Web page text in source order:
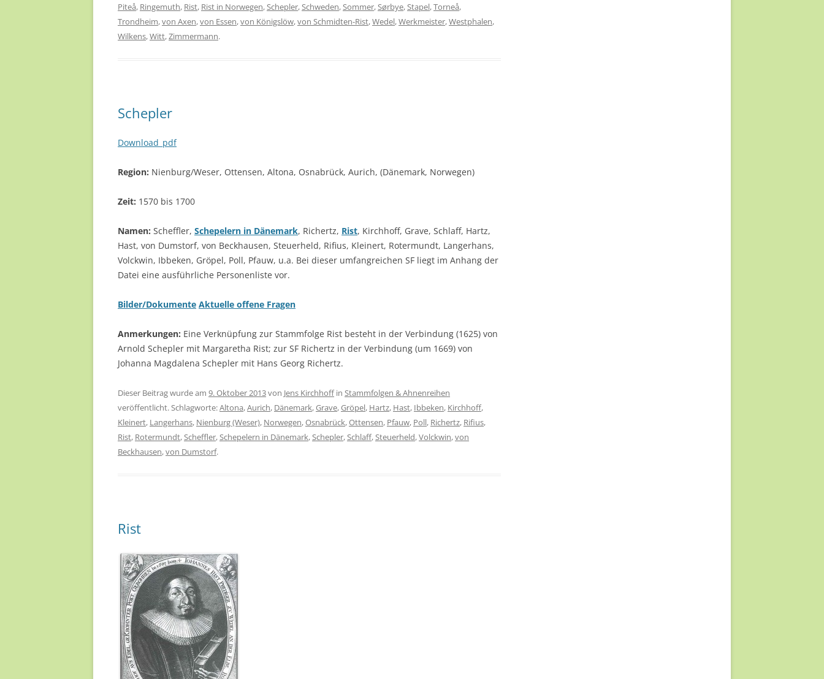
Piteå, Ringemuth, Rist, Rist in Norwegen,Schepler,Schweden,Sommer,Sørbye,Stapel,Torneå,
Trondheim,von Axen,von Essen,von Königslöw,von Schmidten-Rist,Wedel,Werkmeister,Westphalen,
Wilkens,Witt,Zimmermann.
Schepler
Download_pdf
Region: Nienburg/Weser, Ottensen, Altona, Osnabrück, Aurich, (Dänemark, Norwegen)
Zeit: 1570 bis 1700
Namen: Scheffler, Schepelern in Dänemark, Richertz, Rist, Kirchhoff, Grave, Schlaff, Hartz,
Hast, von Dumstorf, von Beckhausen, Steuerheld, Rifius, Kleinert, Rotermundt, Langerhans,
Volckwin, Ibbeken, Gröpel, Poll, Pfauw, u.a. Bei dieser umfangreichen SF liegt im Anhang der
Datei eine ausführliche Personenliste vor.
Bilder/Dokumente Aktuelle offene Fragen
Anmerkungen: Eine Verknüpfung zur Stammfolge Rist besteht in der Verbindung (1625) von
Arnold Schepler mit Margaretha Rist; zur SF Richertz in der Verbindung (um 1669) von
Johanna Magdalena Schepler mit Hans Georg Richertz.
Dieser Beitrag wurde am 9. Oktober 2013von Jens Kirchhoffin Stammfolgen & Ahnenreihen
veröffentlicht. Schlagworte:Altona,Aurich, Dänemark,Grave,Gröpel, Hartz, Hast, Ibbeken, Kirchhoff,
Kleinert, Langerhans, Nienburg (Weser), Norwegen,Osnabrück,Ottensen, Pfauw, Poll, Richertz, Rifius,
Rist, Rotermundt,Scheffler,Schepelern in Dänemark,Schepler,Schlaff,Steuerheld,Volckwin,von
Beckhausen,von Dumstorf.
Rist